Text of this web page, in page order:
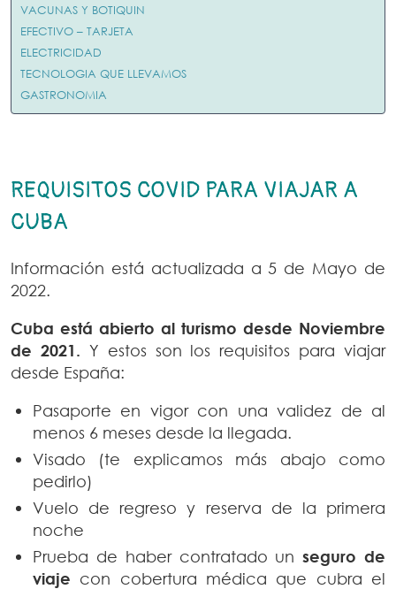
VACUNAS Y BOTIQUIN
EFECTIVO – TARJETA
ELECTRICIDAD
TECNOLOGIA QUE LLEVAMOS
GASTRONOMIA
REQUISITOS COVID PARA VIAJAR A
CUBA
Información está actualizada a 5 de Mayo de
2022.
Cuba está abierto al turismo desde Noviembre
de 2021. Y estos son los requisitos para viajar
desde España:
Pasaporte en vigor con una validez de al
menos 6 meses desde la llegada.
Visado (te explicamos más abajo como
pedirlo)
Vuelo de regreso y reserva de la primera
noche
Prueba de haber contratado unseguro de
viaje con cobertura médica que cubra el